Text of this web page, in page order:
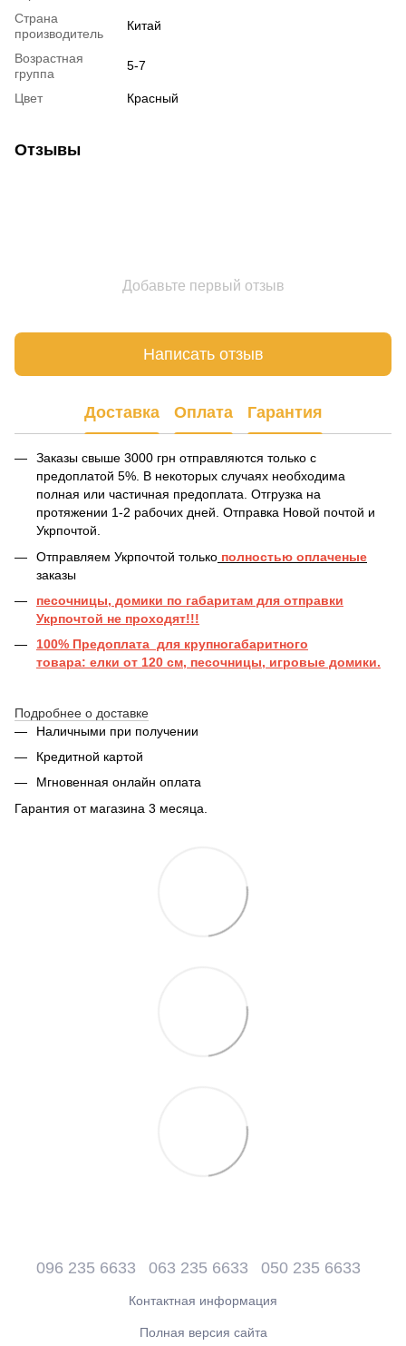
Страна
производитель
Китай
Возрастная
группа
5-7
Цвет Красный
Отзывы
Добавьте первый отзыв
Написать отзыв
Доставка Оплата Гарантия
Заказы свыше 3000 грн отправляются только с
предоплатой 5%. В некоторых случаях необходима
полная или частичная предоплата. Отгрузка на
протяжении 1-2 рабочих дней. Отправка Новой почтой и
Укрпочтой.
Отправляем Укрпочтой только полностью оплаченые
заказы
песочницы, домики по габаритам для отправки
Укрпочтой не проходят!!!
100% Предоплата для крупногабаритного
товара: елки от 120 см, песочницы, игровые домики.
Подробнее о доставке
Наличными при получении
Кредитной картой
Мгновенная онлайн оплата
Гарантия от магазина 3 месяца.
096 235 6633 063 235 6633 050 235 6633
Контактная информация
Полная версия сайта